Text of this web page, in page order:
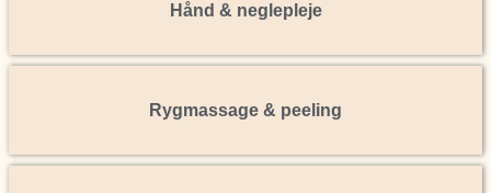
Hånd & neglepleje
Rygmassage & peeling